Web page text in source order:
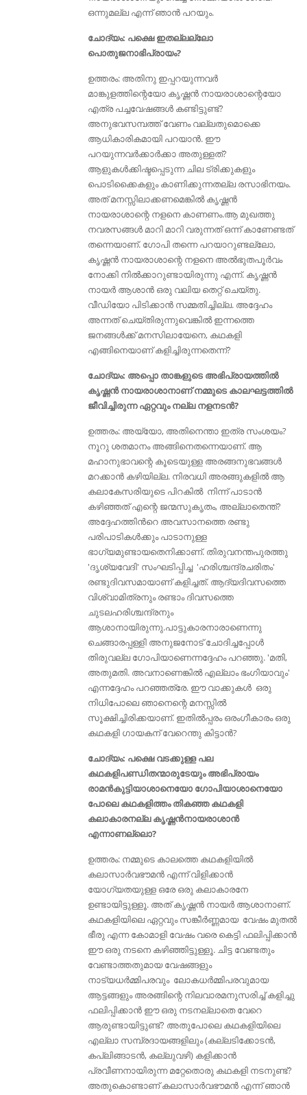
ഒന്നുമല്ല എന്ന് ഞാന്‍ പറയും.
ചോദ്യം: പക്ഷെ ഇതല്ലല്ലോ
പൊതുജനാഭിപ്രായം?
ഉത്തരം: അതിനു ഇപ്പറയുന്നവർ
മാങ്കുളത്തിന്റെയോ കൃഷ്ണൻ നായരാശാന്റെയോ
എത്ര പച്ചവേഷങ്ങൾ കണ്ടിട്ടുണ്ട്?
അനുഭവസമ്പത്ത് വേണം വല്ലതുമൊക്കെ
ആധികാരികമായി പറയാൻ. ഈ
പറയുന്നവര്‍ക്കാര്‍ക്കാ അതുള്ളത്‌?
ആളുകൾക്കിഷ്ടപ്പെടുന്ന ചില ട്രിക്കുകളും
പൊടിക്കൈകളും കാണിക്കുന്നതല്ല രസാഭിനയം.
അത് മനസ്സിലാക്കണമെങ്കിൽ കൃഷ്ണൻ
നായരാശാന്റെ നളനെ കാണണം.ആ മുഖത്തു
നവരസങ്ങൾ മാറി മാറി വരുന്നത് ഒന്ന് കാണേണ്ടത്
തന്നെയാണ്. ഗോപി തന്നെ പറയാറുണ്ടല്ലോ,
കൃഷ്ണൻ നായരാശാന്റെ നളനെ അൽഭുതപൂർവം
നോക്കി നിൽക്കാറുണ്ടായിരുന്നു എന്ന്. കൃഷ്ണന്‍
നായര്‍ ആശാന്‍ ഒരു വലിയ തെറ്റ് ചെയ്തു.
വീഡിയോ പിടിക്കാന്‍ സമ്മതിച്ചില്ല. അദ്ദേഹം
അന്നത് ചെയ്തിരുന്നുവെങ്കില്‍ ഇന്നത്തെ
ജനങ്ങള്‍ക്ക്‌ മനസിലായേനെ, കഥകളി
എങ്ങിനെയാണ് കളിച്ചിരുന്നതെന്ന്?
ചോദ്യം: അപ്പൊ താങ്കളുടെ അഭിപ്രായത്തിൽ
കൃഷ്ണൻ നായരാശാനാണ് നമ്മുടെ കാലഘട്ടത്തിൽ
ജീവിച്ചിരുന്ന ഏറ്റവും നല്ല നളനടൻ?
ഉത്തരം: അയ്യോ, അതിനെന്താ ഇത്ര സംശയം?
നൂറു ശതമാനം അങ്ങിനെതന്നെയാണ്. ആ
മഹാനുഭാവന്റെ കൂടെയുള്ള അരങ്ങനുഭവങ്ങൾ
മറക്കാൻ കഴിയില്ല. നിരവധി അരങ്ങുകളിൽ ആ
കലാകേസരിയുടെ പിറകിൽ നിന്ന് പാടാൻ
കഴിഞ്ഞത് എന്റെ ജന്മസുകൃതം, അല്ലാതെന്ത്‌?
അദ്ദേഹത്തിൻറെ അവസാനത്തെ രണ്ടു
പരിപാടികൾക്കും പാടാനുള്ള
ഭാഗ്യമുണ്ടായതെനിക്കാണ്. തിരുവനന്തപുരത്തു
'ദൃശ്യവേദി' സംഘടിപ്പിച്ച 'ഹരിശ്ചന്ദ്രചരിതം'
രണ്ടുദിവസമായാണ് കളിച്ചത്. ആദ്യദിവസത്തെ
വിശ്വാമിത്രനും രണ്ടാം ദിവസത്തെ
ചുടലഹരിശ്ചന്ദ്രനും
ആശാനായിരുന്നു.പാട്ടുകാരനാരാണെന്നു
ചെങ്ങാരപ്പള്ളി അനുജനോട് ചോദിച്ചപ്പോൾ
തിരുവല്ല ഗോപിയാണെന്നദ്ദേഹം പറഞ്ഞു. 'മതി,
അതുമതി. അവനാണെങ്കിൽ എല്ലാം ഭംഗിയാവും'
എന്നദ്ദേഹം പറഞ്ഞത്രേ. ഈ വാക്കുകൾ ഒരു
നിധിപോലെ ഞാനെന്റെ മനസ്സിൽ
സൂക്ഷിച്ചിരിക്കയാണ്. ഇതിൽപ്പരം ഒരംഗീകാരം ഒരു
കഥകളി ഗായകന് വേറെന്തു കിട്ടാൻ?
ചോദ്യം: പക്ഷെ വടക്കുള്ള പല
കഥകളിപണ്ഡിതന്മാരുടേയും അഭിപ്രായം
രാമൻകുട്ടിയാശാനെയോ ഗോപിയാശാനെയോ
പോലെ കഥകളിത്തം തികഞ്ഞ കഥകളി
കലാകാരനല്ല കൃഷ്ണൻനായരാശാൻ
എന്നാണല്ലൊ?
ഉത്തരം: നമ്മുടെ കാലത്തെ കഥകളിയിൽ
കലാസാർവഭൗമൻ എന്ന് വിളിക്കാൻ
യോഗ്യതയുള്ള ഒരേ ഒരു കലാകാരനേ
ഉണ്ടായിട്ടുള്ളൂ. അത് കൃഷ്ണൻ നായർ ആശാനാണ്.
കഥകളിയിലെ ഏറ്റവും സങ്കീർണ്ണമായ വേഷം മുതൽ
ഭീരു എന്ന കോമാളി വേഷം വരെ കെട്ടി ഫലിപ്പിക്കാൻ
ഈ ഒരു നടനെ കഴിഞ്ഞിട്ടുള്ളൂ. ചിട്ട വേണ്ടതും
വേണ്ടാത്തതുമായ വേഷങ്ങളും
നാട്യധർമ്മിപരവും ലോകധർമ്മിപരവുമായ
ആട്ടങ്ങളും അരങ്ങിന്റെ നിലവാരമനുസരിച്ച് കളിച്ചു
ഫലിപ്പിക്കാൻ ഈ ഒരു നടനല്ലാതെ വേറെ
ആരുണ്ടായിട്ടുണ്ട്? അതുപോലെ കഥകളിയിലെ
എല്ലാ സമ്പ്രദായങ്ങളിലും (കല്ലടിക്കോടൻ,
കപ്ലിങ്ങാടൻ, കല്ലുവഴി) കളിക്കാൻ
പ്രവീണനായിരുന്ന മറ്റേതൊരു കഥകളി നടനുണ്ട്‌?
അതുകൊണ്ടാണ് കലാസാർവഭൗമൻ എന്ന് ഞാൻ